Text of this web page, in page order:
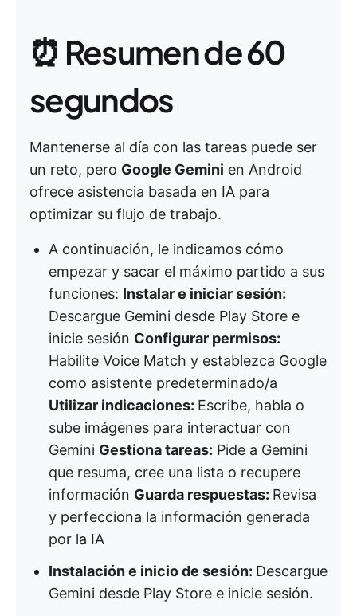
⏰ Resumen de 60
segundos
Mantenerse al día con las tareas puede ser
un reto, pero Google Gemini en Android
ofrece asistencia basada en IA para
optimizar su flujo de trabajo.
A continuación, le indicamos cómo
empezar y sacar el máximo partido a sus
funciones: Instalar e iniciar sesión:
Descargue Gemini desde Play Store e
inicie sesión Configurar permisos:
Habilite Voice Match y establezca Google
como asistente predeterminado/a
Utilizar indicaciones: Escribe, habla o
sube imágenes para interactuar con
Gemini Gestiona tareas: Pide a Gemini
que resuma, cree una lista o recupere
información Guarda respuestas: Revisa
y perfecciona la información generada
por la IA
Instalación e inicio de sesión: Descargue
Gemini desde Play Store e inicie sesión.